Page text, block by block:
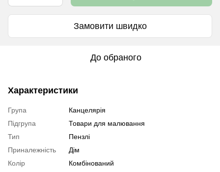
Замовити швидко
До обраного
Характеристики
Група
Канцелярія
Підгрупа
Товари для малювання
Тип
Пензлі
Приналежність
Дім
Колір
Комбінований